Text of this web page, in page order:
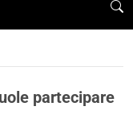
partecipare